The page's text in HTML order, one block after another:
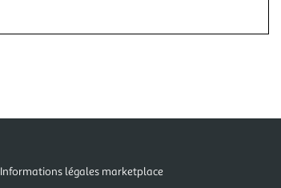
Informations légales marketplace